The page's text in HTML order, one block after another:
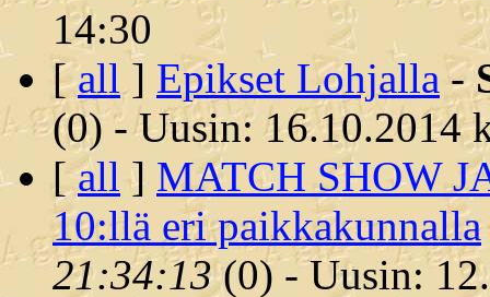
14:30
[all ] Epikset Lohjalla-
(0) - Uusin: 16.10.2014
[all ] MATCH SHOW
10:llä eri paikkakunnalla
21:34:13(0) - Uusin: